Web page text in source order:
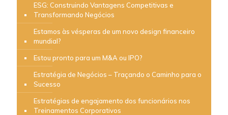
ESG: Construindo Vantagens Competitivas e
Transformando Negócios
Estamos às vésperas de um novo design financeiro
mundial?
Estou pronto para um M&A ou IPO?
Estratégia de Negócios – Traçando o Caminho para o
Sucesso
Estratégias de engajamento dos funcionários nos
Treinamentos Corporativos